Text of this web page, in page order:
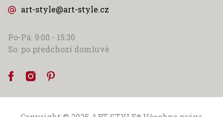
art-style@art-style.cz
Po-Pá: 9:00 - 15:30
So: po předchozí domluvě